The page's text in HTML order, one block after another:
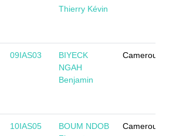
Thierry Kévin
09IAS03
BIYECK
NGAH
Benjamin
Cameroun
10IAS05
BOUM NDOB
Cameroun